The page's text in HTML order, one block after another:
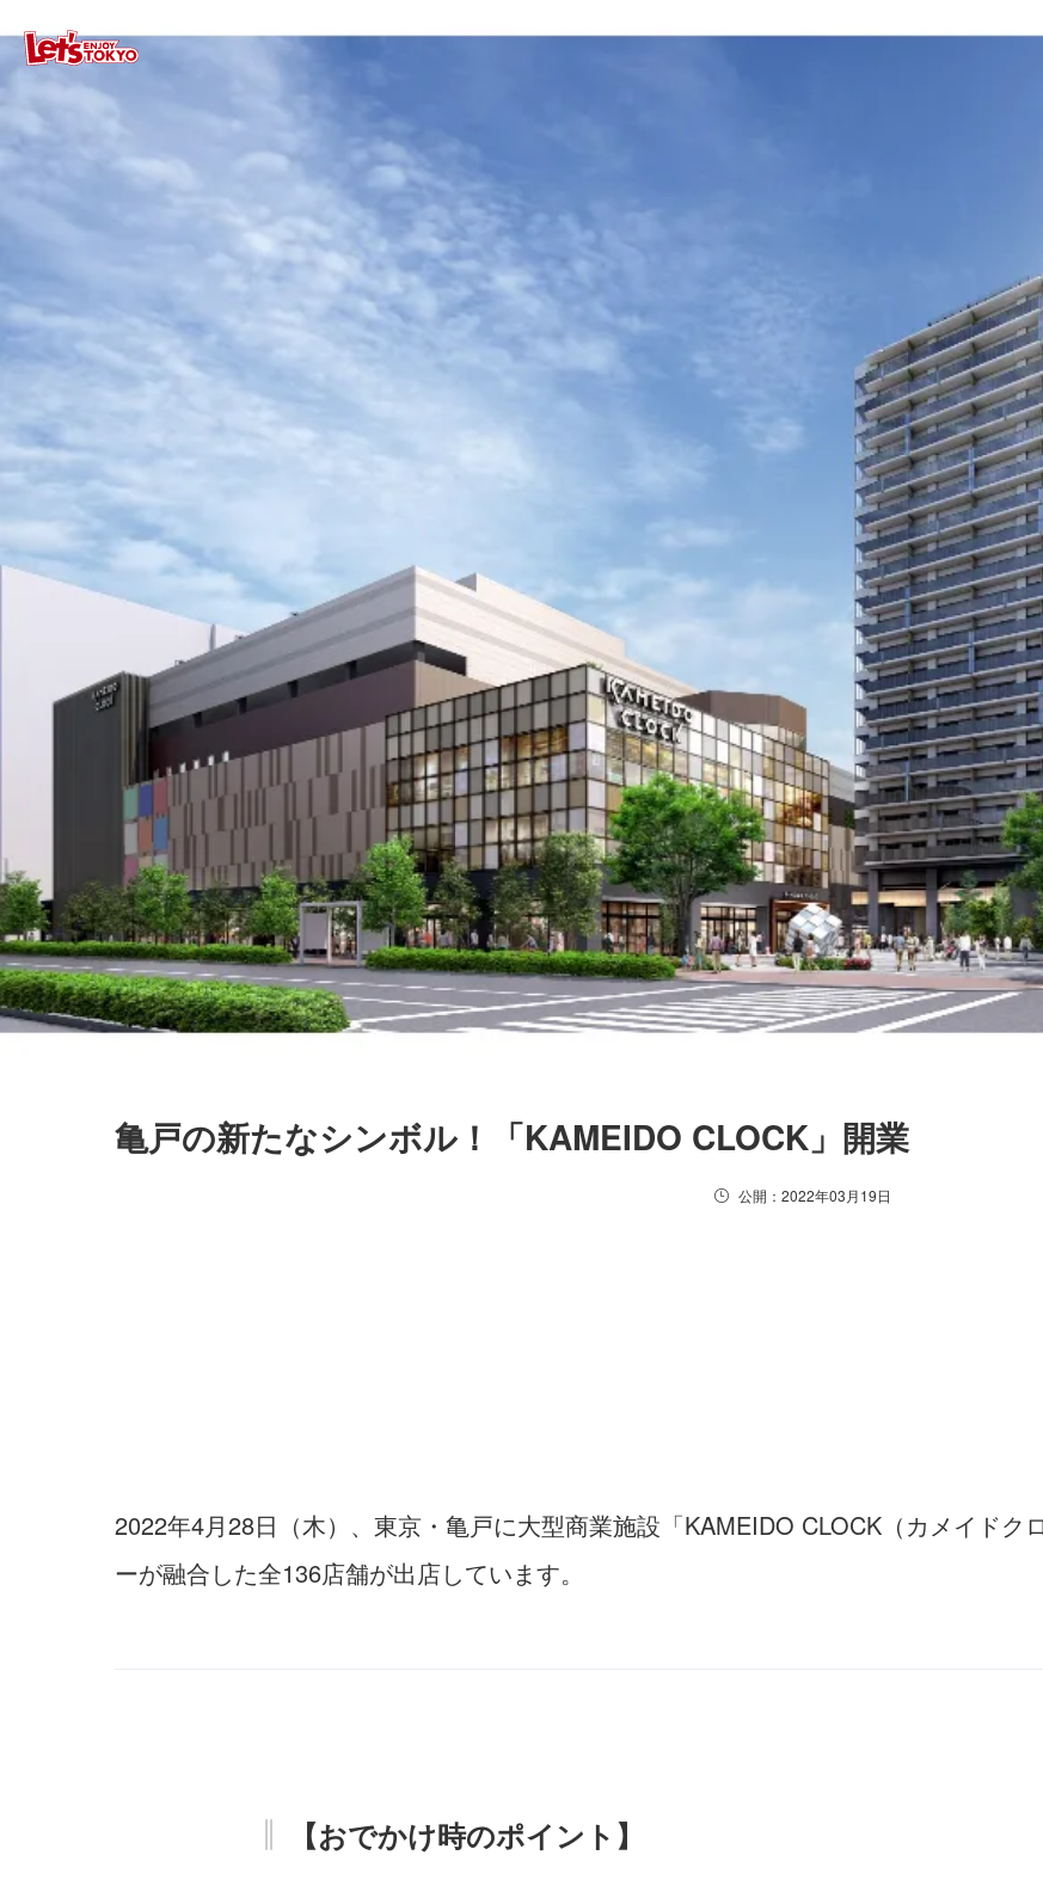
亀戸の新たなシンボル！「KAMEIDO CLOCK」開業
公開：2022年03月19日
2022年4月28日（木）、東京・亀戸に大型商業施設「KAMEIDO CLOCK（カメイドク
ーが融合した全136店舗が出店しています。
【おでかけ時のポイント】